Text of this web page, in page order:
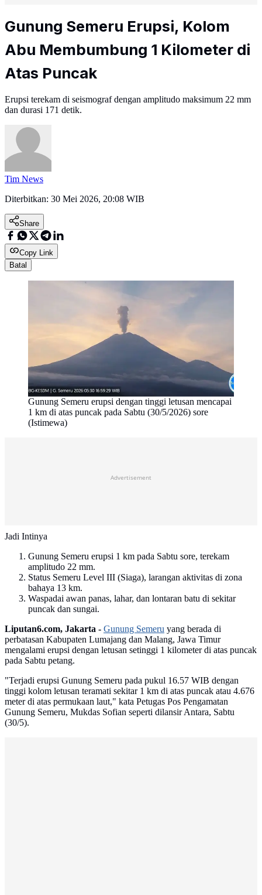
Gunung Semeru Erupsi, Kolom
Abu Membumbung 1 Kilometer di
Atas Puncak
Erupsi terekam di seismograf dengan amplitudo maksimum 22 mm
dan durasi 171 detik.
Tim News
Diterbitkan: 30 Mei 2026, 20:08 WIB
Share
Copy Link
Batal
Gunung Semeru erupsi dengan tinggi letusan mencapai
1 km di atas puncak pada Sabtu (30/5/2026) sore
(Istimewa)
Advertisement
Jadi Intinya
Gunung Semeru erupsi 1 km pada Sabtu sore, terekam
amplitudo 22 mm.
Status Semeru Level III (Siaga), larangan aktivitas di zona
bahaya 13 km.
Waspadai awan panas, lahar, dan lontaran batu di sekitar
puncak dan sungai.
Liputan6.com, Jakarta - Gunung Semeru yang berada di
perbatasan Kabupaten Lumajang dan Malang, Jawa Timur
mengalami erupsi dengan letusan setinggi 1 kilometer di atas puncak
pada Sabtu petang.
"Terjadi erupsi Gunung Semeru pada pukul 16.57 WIB dengan
tinggi kolom letusan teramati sekitar 1 km di atas puncak atau 4.676
meter di atas permukaan laut," kata Petugas Pos Pengamatan
Gunung Semeru, Mukdas Sofian seperti dilansir Antara, Sabtu
(30/5).